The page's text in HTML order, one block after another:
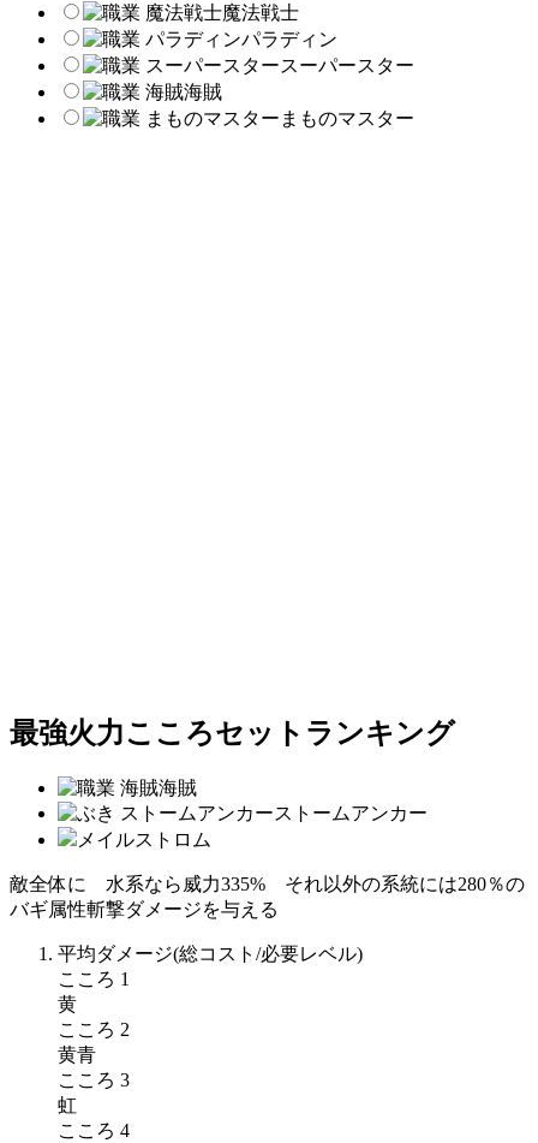
魔法戦士
パラディン
スーパースター
海賊
まものマスター
最強火力こころセットランキング
海賊
ストームアンカー
メイルストロム
敵全体に 水系なら威力335% それ以外の系統には280％の
バギ属性斬撃ダメージを与える
平均ダメージ(総コスト/必要レベル)
こころ 1
黄
こころ 2
黄青
こころ 3
虹
こころ 4